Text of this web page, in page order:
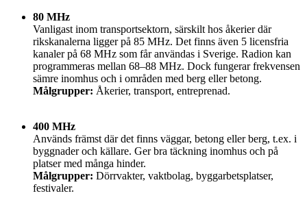
80 MHz
Vanligast inom transportsektorn, särskilt hos åkerier där
rikskanalerna ligger på 85 MHz. Det finns även 5 licensfria
kanaler på 68 MHz som får användas i Sverige. Radion kan
programmeras mellan 68–88 MHz. Dock fungerar frekvensen
sämre inomhus och i områden med berg eller betong.
Målgrupper: Åkerier, transport, entreprenad.
400 MHz
Används främst där det finns väggar, betong eller berg, t.ex. i
byggnader och källare. Ger bra täckning inomhus och på
platser med många hinder.
Målgrupper: Dörrvakter, vaktbolag, byggarbetsplatser,
festivaler.